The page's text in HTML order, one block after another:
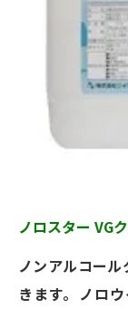
ノロスター VG
ノンアルコー
きます。ノロ